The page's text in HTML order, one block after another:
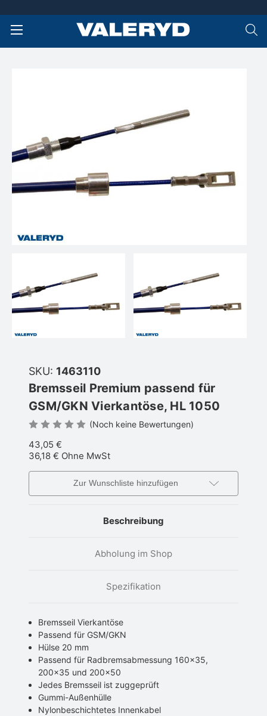
SKU: 1463110
Bremsseil Premium passend für
GSM/GKN Vierkantöse, HL 1050
(Noch keine Bewertungen)
43,05 €
36,18 € Ohne MwSt
Zur Wunschliste hinzufügen
Beschreibung
Abholung im Shop
Spezifikation
Bremsseil Vierkantöse
Passend für GSM/GKN
Hülse 20 mm
Passend für Radbremsabmessung 160x35,
200x35 und 200x50
Jedes Bremsseil ist zuggeprüft
Gummi-Außenhülle
Nylonbeschichtetes Innenkabel